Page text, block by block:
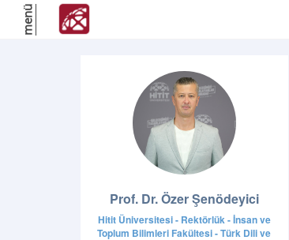
menü
Prof. Dr. Özer Şenödeyici
Hitit Üniversitesi - Rektörlük - İnsan ve
Toplum Bilimleri Fakültesi - Türk Dili ve